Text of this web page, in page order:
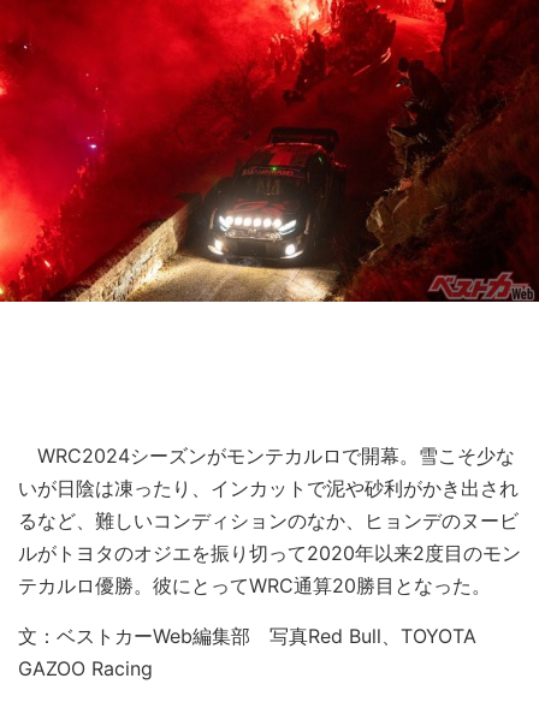
WRC2024シーズンがモンテカルロで開幕。雪こそ少な
いが日陰は凍ったり、インカットで泥や砂利がかき出され
るなど、難しいコンディションのなか、ヒョンデのヌービ
ルがトヨタのオジエを振り切って2020年以来2度目のモン
テカルロ優勝。彼にとってWRC通算20勝目となった。
文：ベストカーWeb編集部 写真Red Bull、TOYOTA
GAZOO Racing